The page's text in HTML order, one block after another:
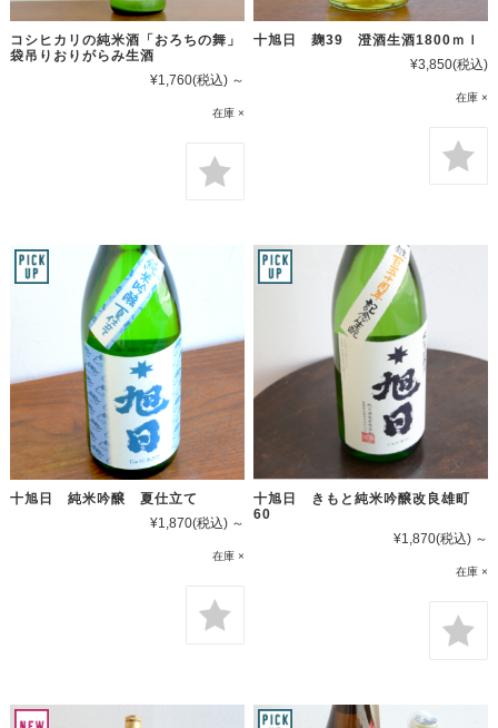
コシヒカリの純米酒「おろちの舞」
袋吊りおりがらみ生酒
¥1,760(税込) ～
在庫 ×
十旭日 麹39 澄酒生酒1800ｍｌ
¥3,850(税込)
在庫 ×
十旭日 純米吟醸 夏仕立て
¥1,870(税込) ～
在庫 ×
十旭日 きもと純米吟醸改良雄町
60
¥1,870(税込) ～
在庫 ×